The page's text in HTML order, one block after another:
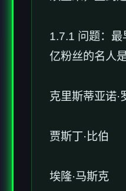
1.7.1 问题：最
亿粉丝的名人
克里斯蒂亚诺·
贾斯丁·比伯
埃隆·马斯克